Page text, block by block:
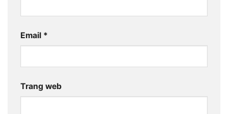
Email *
Trang web